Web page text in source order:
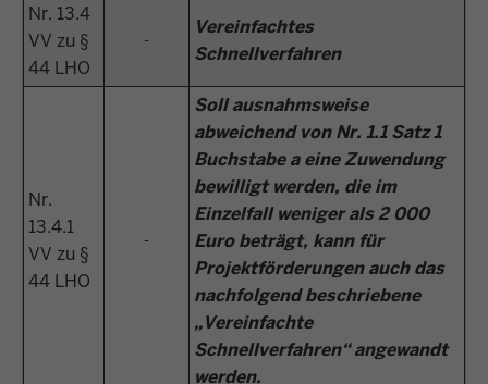
Nr. 13.4
VV zu §
44 LHO
-
Vereinfachtes
Schnellverfahren
Nr.
13.4.1
VV zu §
44 LHO
-
Soll ausnahmsweise
abweichend von Nr. 1.1 Satz 1
Buchstabe a eine Zuwendung
bewilligt werden, die im
Einzelfall weniger als 2 000
Euro beträgt, kann für
Projektförderungen auch das
nachfolgend beschriebene
„Vereinfachte
Schnellverfahren“ angewandt
werden.